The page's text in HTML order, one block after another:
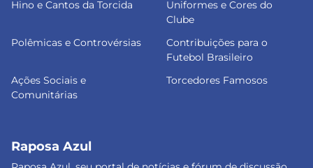
Hino e Cantos da Torcida
Uniformes e Cores do
Clube
Polêmicas e Controvérsias
Contribuições para o
Futebol Brasileiro
Ações Sociais e
Comunitárias
Torcedores Famosos
Raposa Azul